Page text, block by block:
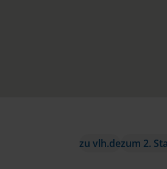
zu vlh.dezum 2.